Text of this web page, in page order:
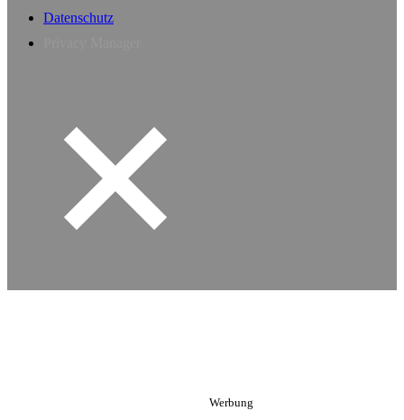
Datenschutz